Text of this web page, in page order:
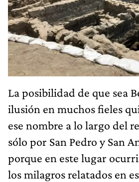
La posibilidad de que sea
ilusión en muchos fieles
ese nombre a lo largo del
sólo por San Pedro y San
porque en este lugar
los milagros relatados en